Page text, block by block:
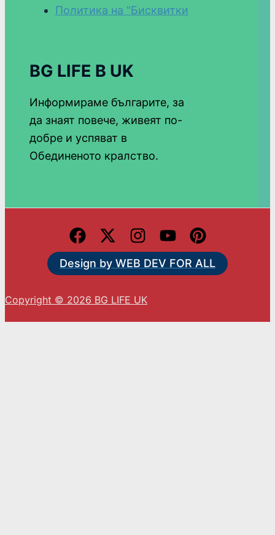
Политика на "Бисквитки
BG LIFE В UK
Информираме българите, за
да знаят повече, живеят по-
добре и успяват в
Обединеното кралство.
Design by WEB DEV FOR ALL
Copyright © 2026 BG LIFE UK